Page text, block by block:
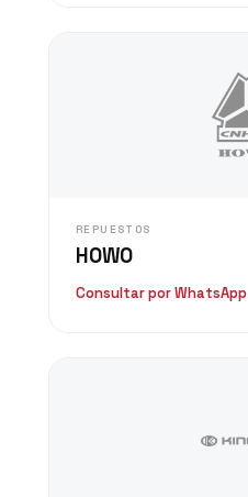
REPUESTOS
HOWO
Consultar por WhatsApp